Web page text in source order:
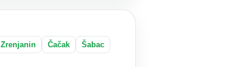
Zrenjanin Čačak
Šabac